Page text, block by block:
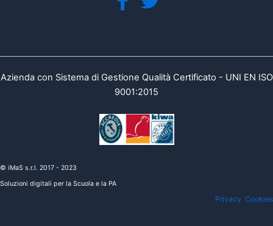
Azienda con Sistema di Gestione Qualità Certificato - UNI EN ISO
9001:2015
© iMaS s.r.l. 2017 - 2023
Soluzioni digitali per la Scuola e la PA
Privacy Cookies